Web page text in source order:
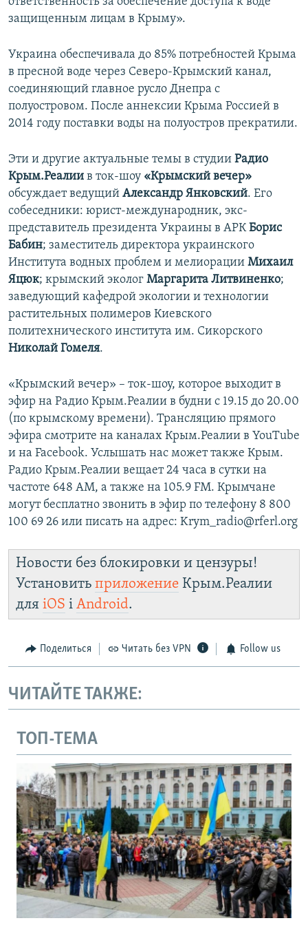
защищенным лицам в Крыму».
Украина обеспечивала до 85% потребностей Крыма
в пресной воде через Северо-Крымский канал,
соединяющий главное русло Днепра с
полуостровом. После аннексии Крыма Россией в
2014 году поставки воды на полуостров прекратили.
Эти и другие актуальные темы в студии Радио
Крым.Реалии в ток-шоу «Крымский вечер»
обсуждает ведущий Александр Янковский. Его
собеседники: юрист-международник, экс-
представитель президента Украины в АРКБорис
Бабин; заместитель директора украинского
Института водных проблем и мелиорации Михаил
Яцюк; крымский эколог Маргарита Литвиненко;
заведующий кафедрой экологии и технологии
растительных полимеров Киевского
политехнического института им. Сикорского
Николай Гомеля.
«Крымский вечер» – ток-шоу, которое выходит в
эфир на Радио Крым.Реалии в будни с 19.15 до 20.00
(по крымскому времени). Трансляцию прямого
эфира смотрите на каналах Крым.Реалии в YouTube
и на Facebook. Услышать нас может также Крым.
Радио Крым.Реалии вещает 24 часа в сутки на
частоте 648 АМ, а также на 105.9 FM. Крымчане
могут бесплатно звонить в эфир по телефону 8 800
100 69 26 или писать на адрес: Krym_radio@rferl.org
Новости без блокировки и цензуры!
Установить приложение Крым.Реалии
для iOS і Android.
Поделиться Читать без VPN Follow us
ЧИТАЙТЕ ТАКЖЕ:
ТОП-ТЕМА